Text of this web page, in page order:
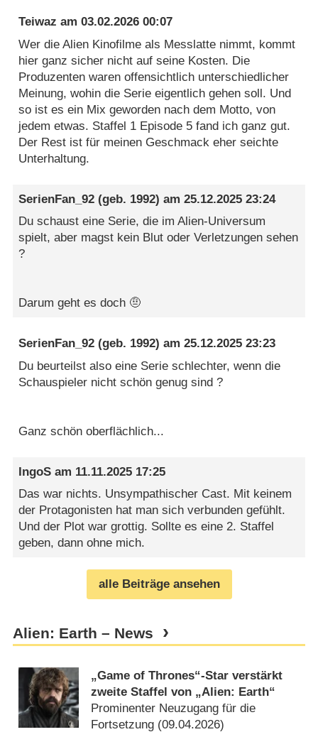
Teiwaz am03.02.2026 00:07
Wer die Alien Kinofilme als Messlatte nimmt, kommt
hier ganz sicher nicht auf seine Kosten. Die
Produzenten waren offensichtlich unterschiedlicher
Meinung, wohin die Serie eigentlich gehen soll. Und
so ist es ein Mix geworden nach dem Motto, von
jedem etwas. Staffel 1 Episode 5 fand ich ganz gut.
Der Rest ist für meinen Geschmack eher seichte
Unterhaltung.
SerienFan_92 (geb. 1992) am25.12.2025 23:24
Du schaust eine Serie, die im Alien-Universum
spielt, aber magst kein Blut oder Verletzungen sehen
?
Darum geht es doch 🤨
SerienFan_92 (geb. 1992) am25.12.2025 23:23
Du beurteilst also eine Serie schlechter, wenn die
Schauspieler nicht schön genug sind ?
Ganz schön oberflächlich...
IngoS am 11.11.2025 17:25
Das war nichts. Unsympathischer Cast. Mit keinem
der Protagonisten hat man sich verbunden gefühlt.
Und der Plot war grottig. Sollte es eine 2. Staffel
geben, dann ohne mich.
alle Beiträge ansehen
Alien: Earth – News
„Game of Thrones“-Star verstärkt
zweite Staffel von „Alien: Earth“
Prominenter Neuzugang für die
Fortsetzung (09.04.2026)